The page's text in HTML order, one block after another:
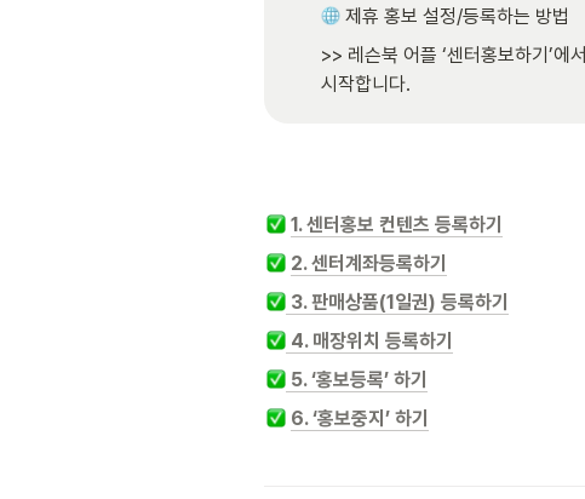
제휴 홍보 설정/등록하는 방법
>> 레슨북 어플 ‘센터홍보하기’에서
시작합니다.
1. 센터홍보 컨텐츠 등록하기
2. 센터계좌등록하기
3. 판매상품(1일권) 등록하기
4. 매장위치 등록하기
5. ‘홍보등록’ 하기
6. ‘홍보중지’ 하기